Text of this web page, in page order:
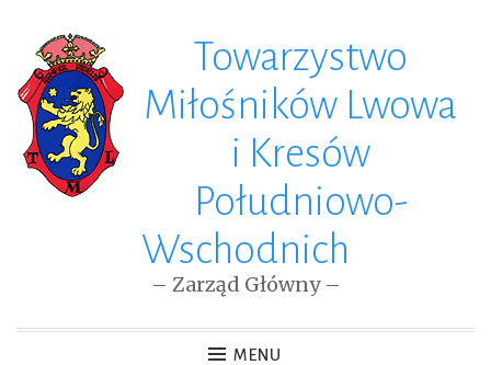
content
Towarzystwo
Miłośników Lwowa
i Kresów
Południowo-
Wschodnich
– Zarząd Główny –
MENU